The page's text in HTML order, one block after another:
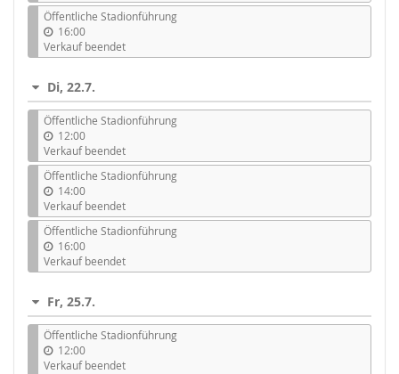
Öffentliche Stadionführung
16:00
Verkauf beendet
Di, 22.7.
Öffentliche Stadionführung
12:00
Verkauf beendet
Öffentliche Stadionführung
14:00
Verkauf beendet
Öffentliche Stadionführung
16:00
Verkauf beendet
Fr, 25.7.
Öffentliche Stadionführung
12:00
Verkauf beendet